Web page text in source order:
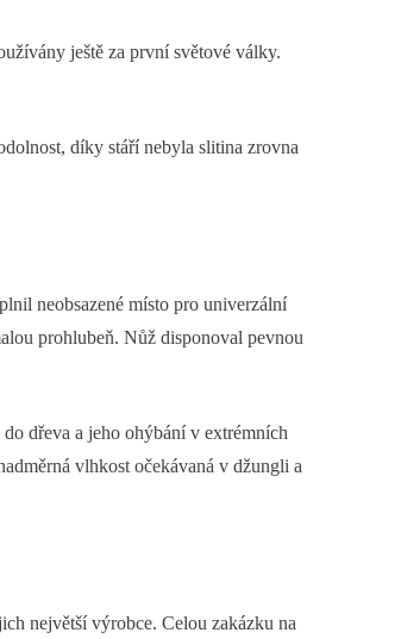
ještě za první světové války.
díky stáří nebyla slitina zrovna
neobsazené místo pro univerzální
prohlubeň. Nůž disponoval pevnou
dřeva a jeho ohýbání v extrémních
vlhkost očekávaná v džungli a
největší výrobce. Celou zakázku na